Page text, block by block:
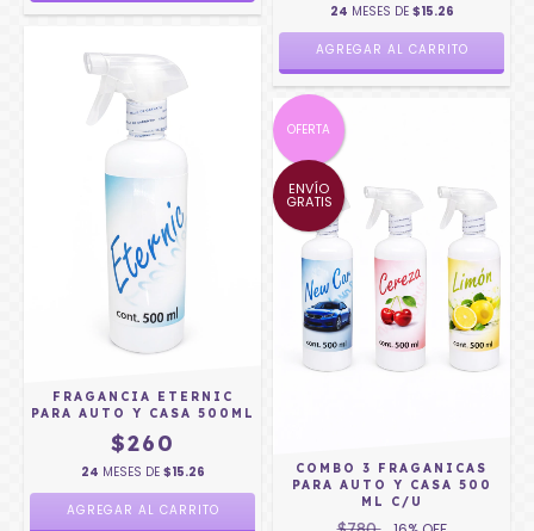
24 MESES DE $15.26
FRAGANCIA ETERNIC
PARA AUTO Y CASA 500ML
$260
24 MESES DE $15.26
OFERTA
ENVÍO
GRATIS
COMBO 3 FRAGANICAS
PARA AUTO Y CASA 500
ML C/U